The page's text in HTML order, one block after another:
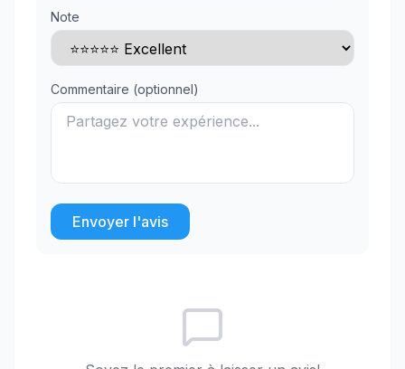
Note
Commentaire (optionnel)
Envoyer l'avis